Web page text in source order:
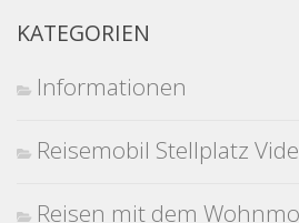
KATEGORIEN
Informationen
Reisemobil Stellplatz
Reisen mit dem